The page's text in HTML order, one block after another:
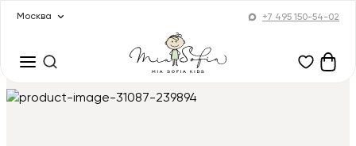
Москва +7 495 150-54-02